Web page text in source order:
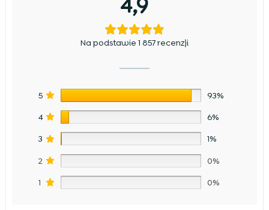
Na podstawie 1 857 recenzji
5 93%
4 6%
3 1%
2 0%
1 0%